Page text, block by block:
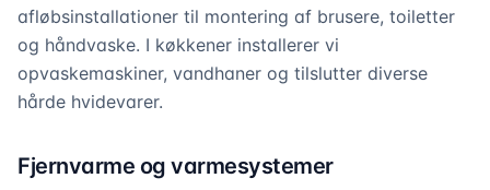
afløbsinstallationer til montering af brusere, toiletter
og håndvaske. I køkkener installerer vi
opvaskemaskiner, vandhaner og tilslutter diverse
hårde hvidevarer.
Fjernvarme og varmesystemer